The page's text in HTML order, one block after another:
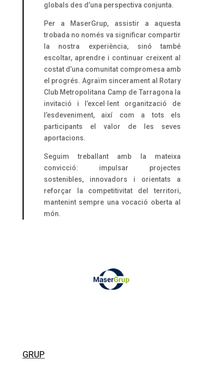
globals des d’una perspectiva conjunta.
Per a MaserGrup, assistir a aquesta
trobada no només va significar compartir
la nostra experiència, sinó també
escoltar, aprendre i continuar creixent al
costat d’una comunitat compromesa amb
el progrés. Agraïm sincerament al Rotary
Club Metropolitana Camp de Tarragona la
invitació i l’excel·lent organització de
l’esdeveniment, així com a tots els
participants el valor de les seves
aportacions.
Seguim treballant amb la mateixa
convicció: impulsar projectes
sostenibles, innovadors i orientats a
reforçar la competitivitat del territori,
mantenint sempre una vocació oberta al
món.
GRUP